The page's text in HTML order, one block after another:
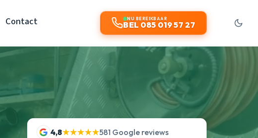
Contact NU BEREIKBAAR
BEL 085 019 57 27
4,8★★★★★581 Google reviews